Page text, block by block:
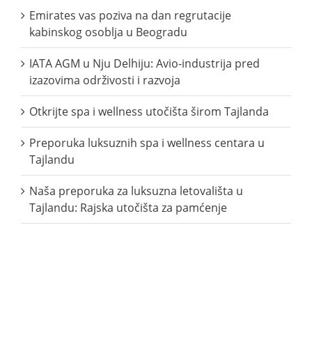
Emirates vas poziva na dan regrutacije
kabinskog osoblja u Beogradu
IATA AGM u Nju Delhiju: Avio-industrija pred
izazovima održivosti i razvoja
Otkrijte spa i wellness utočišta širom Tajlanda
Preporuka luksuznih spa i wellness centara u
Tajlandu
Naša preporuka za luksuzna letovališta u
Tajlandu: Rajska utočišta za pamćenje